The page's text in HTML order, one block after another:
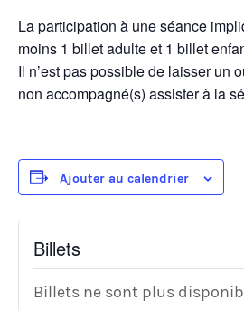
La participation à une séance
moins 1 billet adulte et 1 billet
Il n’est pas possible de laisser un
non accompagné(s) assister à la
Ajouter au calendrier
Billets
Billets ne sont plus